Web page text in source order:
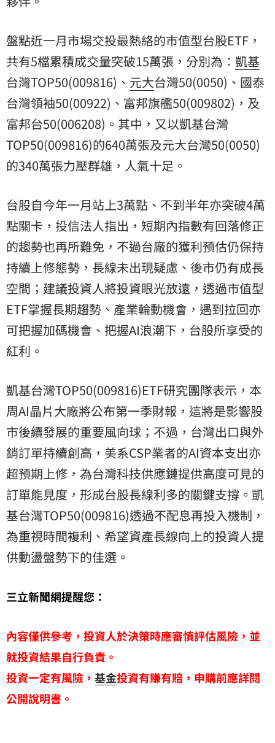
盤點近一月市場交投最熱絡的市值型台股ETF，
共有5檔累積成交量突破15萬張，分別為： 凱基
台灣TOP50(009816)、 元大台灣50(0050)、 國泰
台灣領袖50(00922)、富邦旗艦50(009802)，及
富邦台50(006208)。其中，又以凱基台灣
TOP50(009816)的640萬張及元大台灣50(0050)
的340萬張力壓群雄，人氣十足。
台股自今年一月站上3萬點、不到半年亦突破4萬
點關卡，投信法人指出，短期內指數有回落修正
的趨勢也再所難免，不過台廠的獲利預估仍保持
持續上修態勢，長線未出現疑慮、後市仍有成長
空間；建議投資人將投資眼光放遠，透過市值型
ETF掌握長期趨勢、產業輪動機會，遇到拉回亦
可把握加碼機會、把握AI浪潮下，台股所享受的
紅利。
凱基台灣TOP50(009816)ETF研究團隊表示，本
周AI晶片大廠將公布第一季財報，這將是影響股
市後續發展的重要風向球；不過，台灣出口與外
銷訂單持續創高，美系CSP業者的AI資本支出亦
超預期上修，為台灣科技供應鏈提供高度可見的
訂單能見度，形成台股長線利多的關鍵支撐。凱
基台灣TOP50(009816)透過不配息再投入機制，
為重視時間複利、希望資產長線向上的投資人提
供動盪盤勢下的佳選。
三立新聞網提醒您：
內容僅供參考，投資人於決策時應審慎評估風險，並
就投資結果自行負責。
投資一定有風險， 基金投資有賺有賠，申購前應詳閱
公開說明書。